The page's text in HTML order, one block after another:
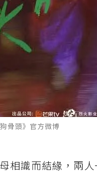
骨頭》官方微博
相識而結緣，兩